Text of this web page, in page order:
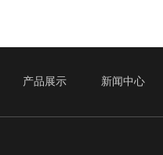
产品展示 新闻中心